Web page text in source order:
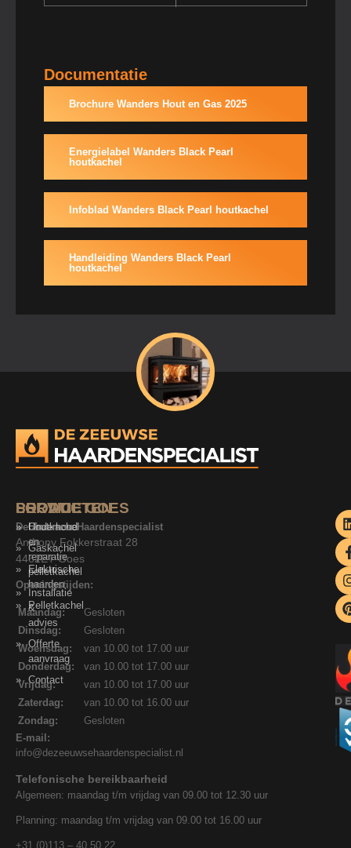
Documentatie
Brochure Wanders Hout en Gas 2025
Energielabel Wanders Black Pearl
houtkachel
Infoblad Wanders Black Pearl houtkachel
Handleiding Wanders Black Pearl
houtkachel
SERVICE
Onderhoud
en
reparatie
pelletkachel
Installatie
&
advies
Offerte
aanvraag
Contact
PRODUCTEN
Houtkachel
Gaskachel
Elektrische
haarden
Pelletkachel
LOCATIE GOES
De Zeeuwse Haardenspecialist
Anthony Fokkerstraat 28
4462ET Goes
Openingstijden:
Maandag:
Gesloten
Dinsdag:
Gesloten
Woensdag:
van 10.00 tot 17.00 uur
Donderdag:
van 10.00 tot 17.00 uur
Vrijdag:
van 10.00 tot 17.00 uur
Zaterdag:
van 10.00 tot 16.00 uur
Zondag:
Gesloten
E-mail:
info@dezeeuwsehaardenspecialist.nl
Telefonische bereikbaarheid
Algemeen: maandag t/m vrijdag van 09.00 tot 12.30 uur
Planning: maandag t/m vrijdag van 09.00 tot 16.00 uur
+31 (0)113 – 40 50 22